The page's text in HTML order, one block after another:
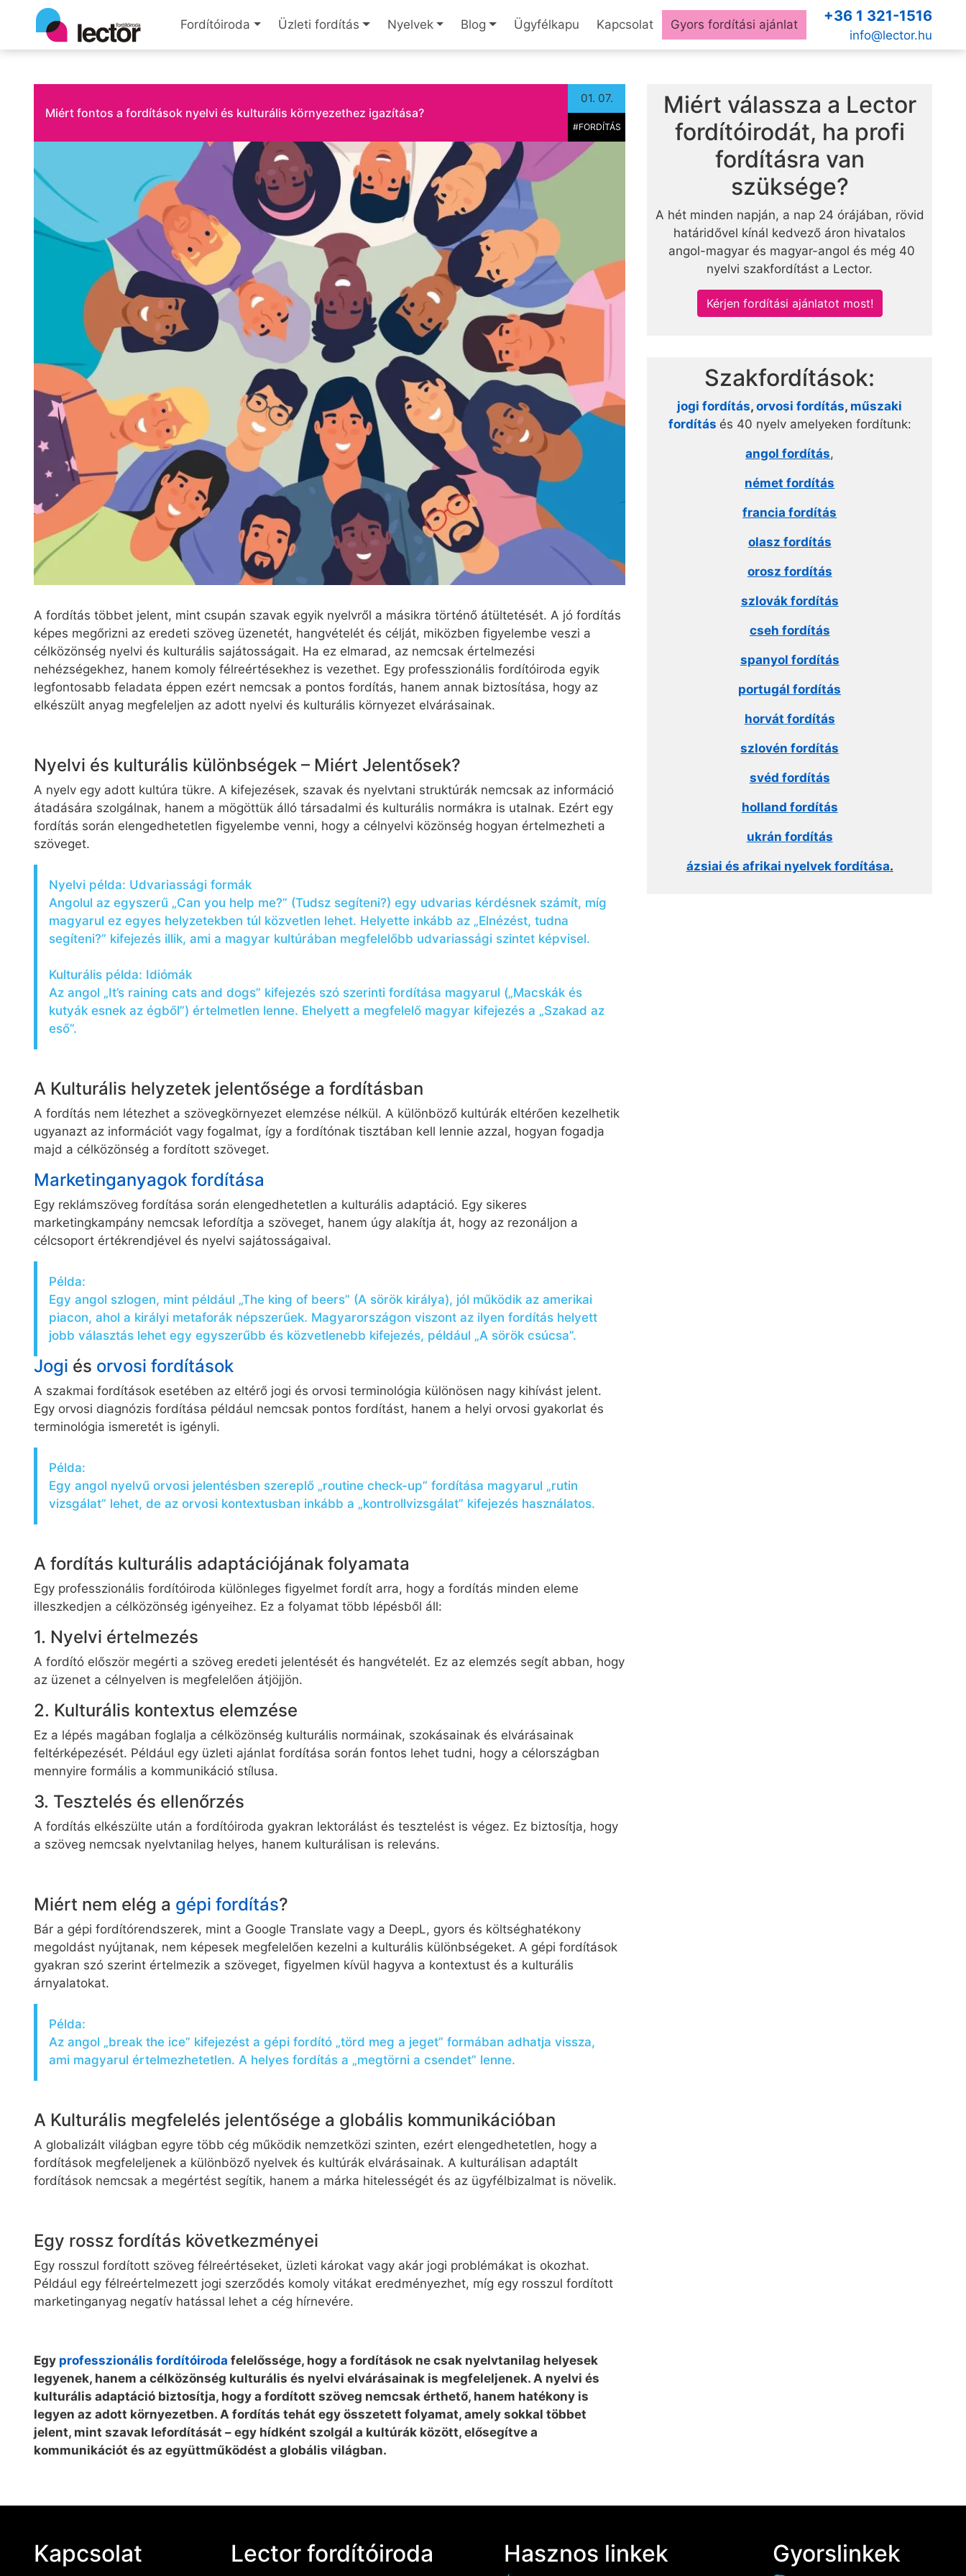
Fordítóiroda Üzleti fordítás Nyelvek Blog Ügyfélkapu Kapcsolat Gyors fordítási ajánlat +36 1 321-1516
info@lector.hu
Miért fontos a fordítások nyelvi és kulturális környezethez igazítása?
01. 07.
#FORDÍTÁS
A fordítás többet jelent, mint csupán szavak egyik nyelvről a másikra történő átültetését. A jó fordítás
képes megőrizni az eredeti szöveg üzenetét, hangvételét és célját, miközben figyelembe veszi a
célközönség nyelvi és kulturális sajátosságait. Ha ez elmarad, az nemcsak értelmezési
nehézségekhez, hanem komoly félreértésekhez is vezethet. Egy professzionális fordítóiroda egyik
legfontosabb feladata éppen ezért nemcsak a pontos fordítás, hanem annak biztosítása, hogy az
elkészült anyag megfeleljen az adott nyelvi és kulturális környezet elvárásainak.
Nyelvi és kulturális különbségek – Miért Jelentősek?
A nyelv egy adott kultúra tükre. A kifejezések, szavak és nyelvtani struktúrák nemcsak az információ
átadására szolgálnak, hanem a mögöttük álló társadalmi és kulturális normákra is utalnak. Ezért egy
fordítás során elengedhetetlen figyelembe venni, hogy a célnyelvi közönség hogyan értelmezheti a
szöveget.
Nyelvi példa: Udvariassági formák
Angolul az egyszerű „Can you help me?” (Tudsz segíteni?) egy udvarias kérdésnek számít, míg
magyarul ez egyes helyzetekben túl közvetlen lehet. Helyette inkább az „Elnézést, tudna
segíteni?” kifejezés illik, ami a magyar kultúrában megfelelőbb udvariassági szintet képvisel.
Kulturális példa: Idiómák
Az angol „It’s raining cats and dogs” kifejezés szó szerinti fordítása magyarul („Macskák és
kutyák esnek az égből”) értelmetlen lenne. Ehelyett a megfelelő magyar kifejezés a „Szakad az
eső”.
A Kulturális helyzetek jelentősége a fordításban
A fordítás nem létezhet a szövegkörnyezet elemzése nélkül. A különböző kultúrák eltérően kezelhetik
ugyanazt az információt vagy fogalmat, így a fordítónak tisztában kell lennie azzal, hogyan fogadja
majd a célközönség a fordított szöveget.
Marketinganyagok fordítása
Egy reklámszöveg fordítása során elengedhetetlen a kulturális adaptáció. Egy sikeres
marketingkampány nemcsak lefordítja a szöveget, hanem úgy alakítja át, hogy az rezonáljon a
célcsoport értékrendjével és nyelvi sajátosságaival.
Példa:
Egy angol szlogen, mint például „The king of beers” (A sörök királya), jól működik az amerikai
piacon, ahol a királyi metaforák népszerűek. Magyarországon viszont az ilyen fordítás helyett
jobb választás lehet egy egyszerűbb és közvetlenebb kifejezés, például „A sörök csúcsa”.
Jogi és orvosi fordítások
A szakmai fordítások esetében az eltérő jogi és orvosi terminológia különösen nagy kihívást jelent.
Egy orvosi diagnózis fordítása például nemcsak pontos fordítást, hanem a helyi orvosi gyakorlat és
terminológia ismeretét is igényli.
Példa:
Egy angol nyelvű orvosi jelentésben szereplő „routine check-up” fordítása magyarul „rutin
vizsgálat” lehet, de az orvosi kontextusban inkább a „kontrollvizsgálat” kifejezés használatos.
A fordítás kulturális adaptációjának folyamata
Egy professzionális fordítóiroda különleges figyelmet fordít arra, hogy a fordítás minden eleme
illeszkedjen a célközönség igényeihez. Ez a folyamat több lépésből áll:
1. Nyelvi értelmezés
A fordító először megérti a szöveg eredeti jelentését és hangvételét. Ez az elemzés segít abban, hogy
az üzenet a célnyelven is megfelelően átjöjjön.
2. Kulturális kontextus elemzése
Ez a lépés magában foglalja a célközönség kulturális normáinak, szokásainak és elvárásainak
feltérképezését. Például egy üzleti ajánlat fordítása során fontos lehet tudni, hogy a célországban
mennyire formális a kommunikáció stílusa.
3. Tesztelés és ellenőrzés
A fordítás elkészülte után a fordítóiroda gyakran lektorálást és tesztelést is végez. Ez biztosítja, hogy
a szöveg nemcsak nyelvtanilag helyes, hanem kulturálisan is releváns.
Miért nem elég a gépi fordítás?
Bár a gépi fordítórendszerek, mint a Google Translate vagy a DeepL, gyors és költséghatékony
megoldást nyújtanak, nem képesek megfelelően kezelni a kulturális különbségeket. A gépi fordítások
gyakran szó szerint értelmezik a szöveget, figyelmen kívül hagyva a kontextust és a kulturális
árnyalatokat.
Példa:
Az angol „break the ice” kifejezést a gépi fordító „törd meg a jeget” formában adhatja vissza,
ami magyarul értelmezhetetlen. A helyes fordítás a „megtörni a csendet” lenne.
A Kulturális megfelelés jelentősége a globális kommunikációban
A globalizált világban egyre több cég működik nemzetközi szinten, ezért elengedhetetlen, hogy a
fordítások megfeleljenek a különböző nyelvek és kultúrák elvárásainak. A kulturálisan adaptált
fordítások nemcsak a megértést segítik, hanem a márka hitelességét és az ügyfélbizalmat is növelik.
Egy rossz fordítás következményei
Egy rosszul fordított szöveg félreértéseket, üzleti károkat vagy akár jogi problémákat is okozhat.
Például egy félreértelmezett jogi szerződés komoly vitákat eredményezhet, míg egy rosszul fordított
marketinganyag negatív hatással lehet a cég hírnevére.
Egy professzionális fordítóiroda felelőssége, hogy a fordítások ne csak nyelvtanilag helyesek
legyenek, hanem a célközönség kulturális és nyelvi elvárásainak is megfeleljenek. A nyelvi és
kulturális adaptáció biztosítja, hogy a fordított szöveg nemcsak érthető, hanem hatékony is
legyen az adott környezetben. A fordítás tehát egy összetett folyamat, amely sokkal többet
jelent, mint szavak lefordítását – egy hídként szolgál a kultúrák között, elősegítve a
kommunikációt és az együttműködést a globális világban.
Miért válassza a Lector
fordítóirodát, ha profi
fordításra van
szüksége?
A hét minden napján, a nap 24 órájában, rövid
határidővel kínál kedvező áron hivatalos
angol-magyar és magyar-angol és még 40
nyelvi szakfordítást a Lector.
Kérjen fordítási ajánlatot most!
Szakfordítások:
jogi fordítás,orvosi fordítás, műszaki
fordítás és 40 nyelv amelyeken fordítunk:
angol fordítás,
német fordítás
francia fordítás
olasz fordítás
orosz fordítás
szlovák fordítás
cseh fordítás
spanyol fordítás
portugál fordítás
horvát fordítás
szlovén fordítás
svéd fordítás
holland fordítás
ukrán fordítás
ázsiai és afrikai nyelvek fordítása.
Kapcsolat Lector fordítóiroda Hasznos linkek Gyorslinkek